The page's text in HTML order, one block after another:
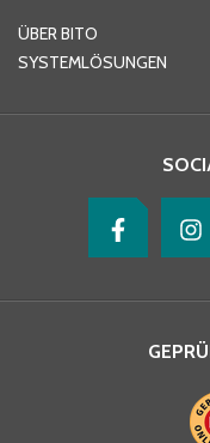
ÜBER BITO
SYSTEMLÖSUNGEN